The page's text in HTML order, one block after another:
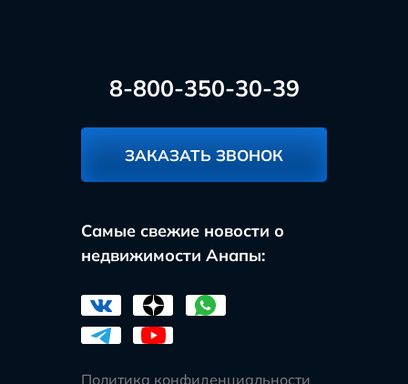
8-800-350-30-39
ЗАКАЗАТЬ ЗВОНОК
Самые свежие новости о
недвижимости Анапы:
Политика конфиденциальности